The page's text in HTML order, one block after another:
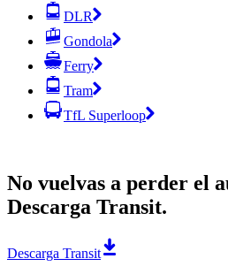
DLR
Gondola
Ferry
Tram
TfL Superloop
No vuelvas a perder el
Descarga Transit.
Descarga Transit